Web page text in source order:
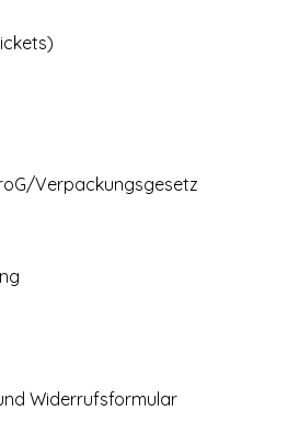
Verpackungsgesetz
Widerrufsformular